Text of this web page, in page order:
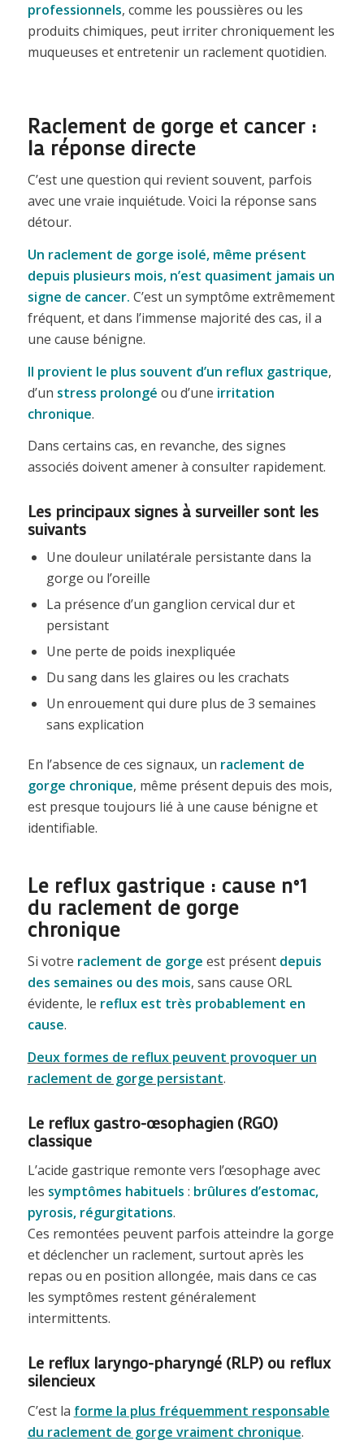
professionnels, comme les poussières ou les
produits chimiques, peut irriter chroniquement les
muqueuses et entretenir un raclement quotidien.
Raclement de gorge et cancer :
la réponse directe
C’est une question qui revient souvent, parfois
avec une vraie inquiétude. Voici la réponse sans
détour.
Un raclement de gorge isolé, même présent
depuis plusieurs mois, n’est quasiment jamais un
signe de cancer. C’est un symptôme extrêmement
fréquent, et dans l’immense majorité des cas, il a
une cause bénigne.
Il provient le plus souvent d’un reflux gastrique,
d’un stress prolongé ou d’une irritation
chronique.
Dans certains cas, en revanche, des signes
associés doivent amener à consulter rapidement.
Les principaux signes à surveiller sont les
suivants
Une douleur unilatérale persistante dans la
gorge ou l’oreille
La présence d’un ganglion cervical dur et
persistant
Une perte de poids inexpliquée
Du sang dans les glaires ou les crachats
Un enrouement qui dure plus de 3 semaines
sans explication
En l’absence de ces signaux, un raclement de
gorge chronique, même présent depuis des mois,
est presque toujours lié à une cause bénigne et
identifiable.
Le reflux gastrique : cause n°1
du raclement de gorge
chronique
Si votre raclement de gorge est présent depuis
des semaines ou des mois, sans cause ORL
évidente, le reflux est très probablement en
cause.
Deux formes de reflux peuvent provoquer un
raclement de gorge persistant.
Le reflux gastro-œsophagien (RGO)
classique
L’acide gastrique remonte vers l’œsophage avec
les symptômes habituels : brûlures d’estomac,
pyrosis, régurgitations.
Ces remontées peuvent parfois atteindre la gorge
et déclencher un raclement, surtout après les
repas ou en position allongée, mais dans ce cas
les symptômes restent généralement
intermittents.
Le reflux laryngo-pharyngé (RLP) ou reflux
silencieux
C’est la forme la plus fréquemment responsable
du raclement de gorge vraiment chronique.